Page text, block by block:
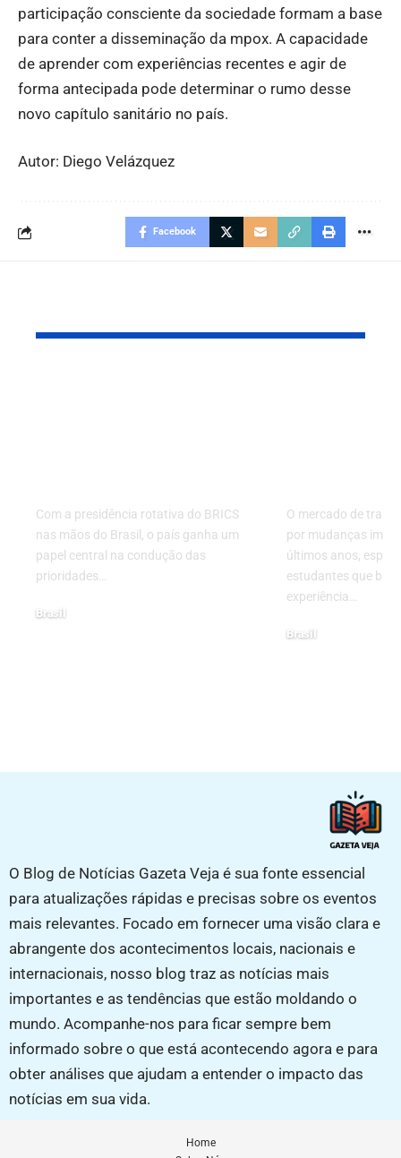
participação consciente da sociedade formam a base
para conter a disseminação da mpox. A capacidade
de aprender com experiências recentes e agir de
forma antecipada pode determinar o rumo desse
novo capítulo sanitário no país.
Autor: Diego Velázquez
Facebook
Com a presidência rotativa do BRICS
nas mãos do Brasil, o país ganha um
papel central na condução das
prioridades…
Brasil
O mercado de
por mudanças
últimos anos,
estudantes que
experiência…
Brasil
O Blog de Notícias Gazeta Veja é sua fonte essencial
para atualizações rápidas e precisas sobre os eventos
mais relevantes. Focado em fornecer uma visão clara e
abrangente dos acontecimentos locais, nacionais e
internacionais, nosso blog traz as notícias mais
importantes e as tendências que estão moldando o
mundo. Acompanhe-nos para ficar sempre bem
informado sobre o que está acontecendo agora e para
obter análises que ajudam a entender o impacto das
notícias em sua vida.
Home